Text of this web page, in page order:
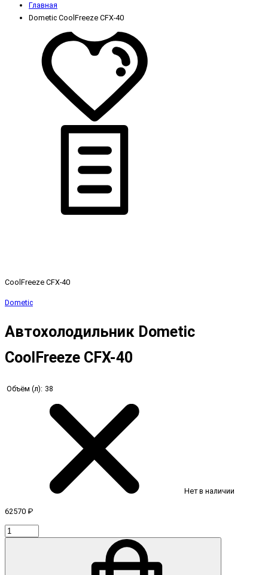
Главная
Dometic CoolFreeze CFX-40
CoolFreeze CFX-40
Dometic
Автохолодильник Dometic
CoolFreeze CFX-40
Объём (л): 38
Нет в наличии
62570 ₽